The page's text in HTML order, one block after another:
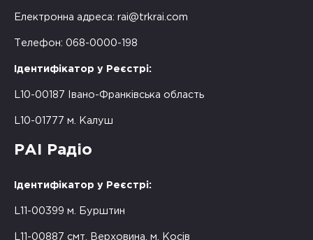
Електронна адреса: rai@trkrai.com
Телефон: 068-0000-198
Ідентифікатор у Реєстрі:
L10-00187 Івано-Франківська область
L10-01777 м. Калуш
РАІ Радіо
Ідентифікатор у Реєстрі:
L11-00399 м. Бурштин
L11-00887 смт. Верховина, м. Косів